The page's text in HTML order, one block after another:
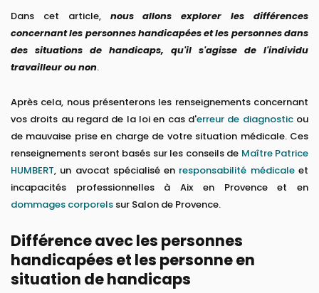
Dans cet article, nous allons explorer les différences
concernant les personnes handicapées et les personnes dans
des situations de handicaps, qu'il s'agisse de l'individu
travailleur ou non.
Après cela, nous présenterons les renseignements concernant
vos droits au regard de la loi en cas d'erreur de diagnosticou
de mauvaise prise en charge de votre situation médicale. Ces
renseignements seront basés sur les conseils de Maître Patrice
HUMBERT, un avocat spécialisé en responsabilité médicaleet
incapacités professionnelles à Aix en Provence et en
dommages corporels sur Salon de Provence.
Différence avec les personnes
handicapées et les personne en
situation de handicaps